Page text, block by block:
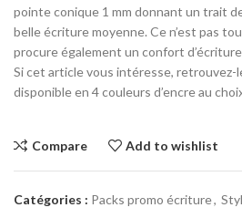
pointe conique 1 mm donnant un trait
belle écriture moyenne. Ce n’est pas
procure également un confort
Si cet article vous intéresse, retrouvez-
disponible en 4 couleurs d’encre au
Compare Add to wishlist
Catégories : Packs promo écriture,